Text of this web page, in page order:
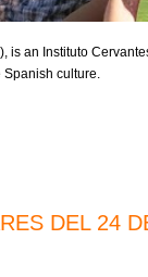
an Instituto
Spanish culture.
DEL 24